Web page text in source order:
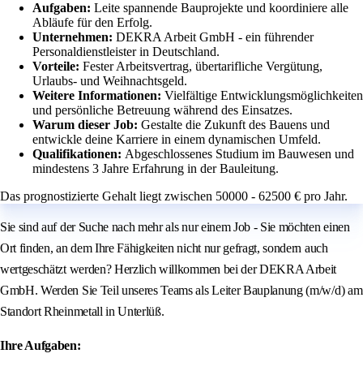
Aufgaben: Leite spannende Bauprojekte und koordiniere alle
Abläufe für den Erfolg.
Unternehmen: DEKRA Arbeit GmbH - ein führender
Personaldienstleister in Deutschland.
Vorteile: Fester Arbeitsvertrag, übertarifliche Vergütung,
Urlaubs- und Weihnachtsgeld.
Weitere Informationen: Vielfältige Entwicklungsmöglichkeiten
und persönliche Betreuung während des Einsatzes.
Warum dieser Job: Gestalte die Zukunft des Bauens und
entwickle deine Karriere in einem dynamischen Umfeld.
Qualifikationen: Abgeschlossenes Studium im Bauwesen und
mindestens 3 Jahre Erfahrung in der Bauleitung.
Das prognostizierte Gehalt liegt zwischen 50000 - 62500 € pro Jahr.
Sie sind auf der Suche nach mehr als nur einem Job - Sie möchten einen
Ort finden, an dem Ihre Fähigkeiten nicht nur gefragt, sondern auch
wertgeschätzt werden? Herzlich willkommen bei der DEKRA Arbeit
GmbH. Werden Sie Teil unseres Teams als Leiter Bauplanung (m/w/d) am
Standort Rheinmetall in Unterlüß.
Ihre Aufgaben: